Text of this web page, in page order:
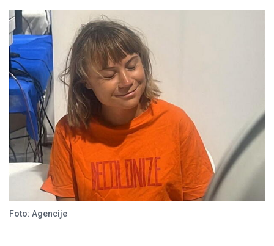
Foto: Agencije